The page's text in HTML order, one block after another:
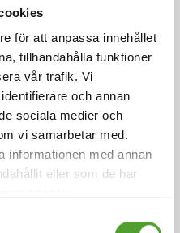
för att anpassa innehållet
tillhandahålla funktioner
vår trafik. Vi
och annan
sociala medier och
vi samarbetar med.
informationen med annan
eller som de har
utsläpp i
2
en allt viktigare del
Därmed har målen
konkret del av vårt
framsteg i
nollutsläpp för Scope
vi också våra